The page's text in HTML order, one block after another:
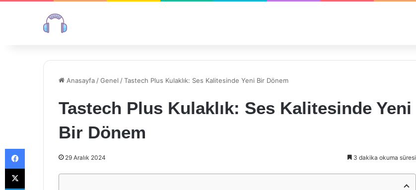
Anasayfa /Genel /Tastech Plus Kulaklık: Ses Kalitesinde Yeni Bir Dönem
Tastech Plus Kulaklık: Ses Kalitesinde Yeni
Bir Dönem
29 Aralık 2024 3 dakika okuma süresi
Facebook
X
LinkedIn